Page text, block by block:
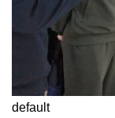
default